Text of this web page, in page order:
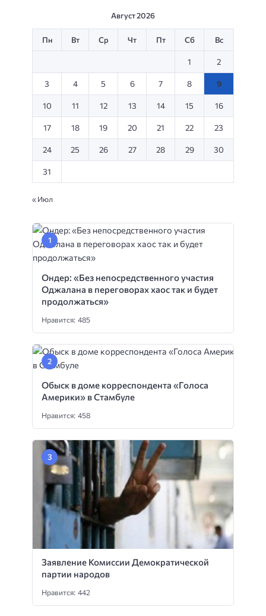
Август 2026
Пн Вт Ср Чт Пт Сб Вс
1 2
3 4 5 6 7 8 9
10 11 12 13 14 15 16
17 18 19 20 21 22 23
24 25 26 27 28 29 30
31
« Июл
Ондер: «Без непосредственного участия
Оджалана в переговорах хаос так и будет
продолжаться»
Нравится: 485
Обыск в доме корреспондента «Голоса
Америки» в Стамбуле
Нравится: 458
Заявление Комиссии Демократической
партии народов
Нравится: 442